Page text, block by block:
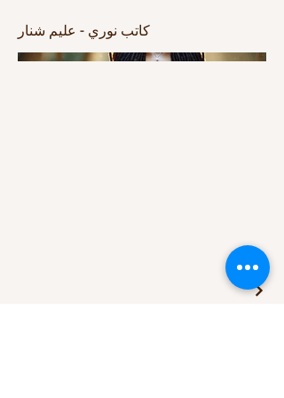
كاتب نوري - عليم شنار